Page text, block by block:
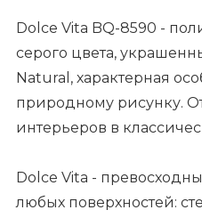
Dolce Vita BQ-8590 -
серого цвета,
Natural, характерная
природному рисунку.
интерьеров в
Dolce Vita -
любых поверхностей: